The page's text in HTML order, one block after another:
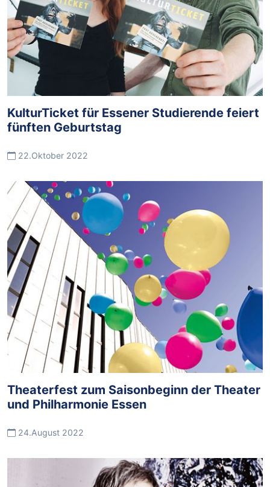
KulturTicket für Essener Studierende feiert
fünften Geburtstag
22.Oktober 2022
Theaterfest zum Saisonbeginn der Theater
und Philharmonie Essen
24.August 2022